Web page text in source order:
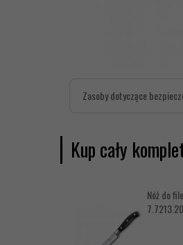
Zasoby dotyczące
Kup cały
Nóż do